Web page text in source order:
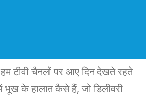
टीवी चैनलों पर आए दिन देखते रहते
भूख के हालात कैसे हैं, जो डिलीवरी